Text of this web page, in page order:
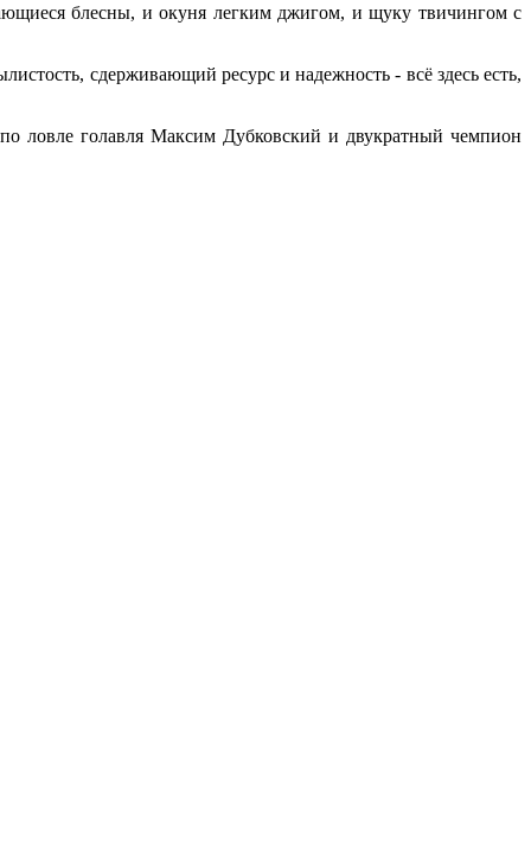
блесны, и окуня легким джигом, и щуку твичингом с
сдерживающий ресурс и надежность - всё здесь есть,
ловле голавля Максим Дубковский и двукратный чемпион